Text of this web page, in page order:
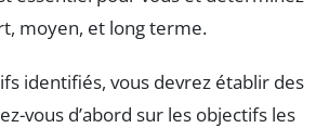
moyen, et long terme.
identifiés, vous devrez établir des
vous d’abord sur les objectifs les